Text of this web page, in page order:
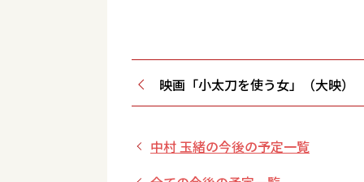
映画「小太刀を使う女」（大映）
中村 玉緒の今後の予定一覧